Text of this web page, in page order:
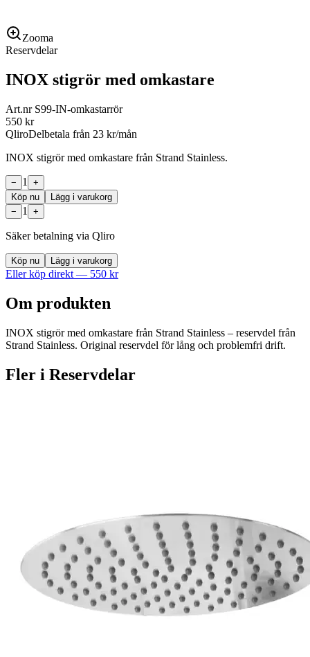
Zooma
Reservdelar
INOX stigrör med omkastare
Art.nr S99-IN-omkastarrör
550 kr
QliroDelbetala från 23 kr/mån
INOX stigrör med omkastare från Strand Stainless.
− 1
+
Köp nu
Lägg i varukorg
−
1 +
Säker betalning via Qliro
Köp nu Lägg i varukorg
Eller köp direkt — 550 kr
Om produkten
INOX stigrör med omkastare från Strand Stainless – reservdel från
Strand Stainless. Original reservdel för lång och problemfri drift.
Fler i Reservdelar